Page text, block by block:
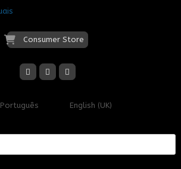
Consumer Store
Português English (UK)